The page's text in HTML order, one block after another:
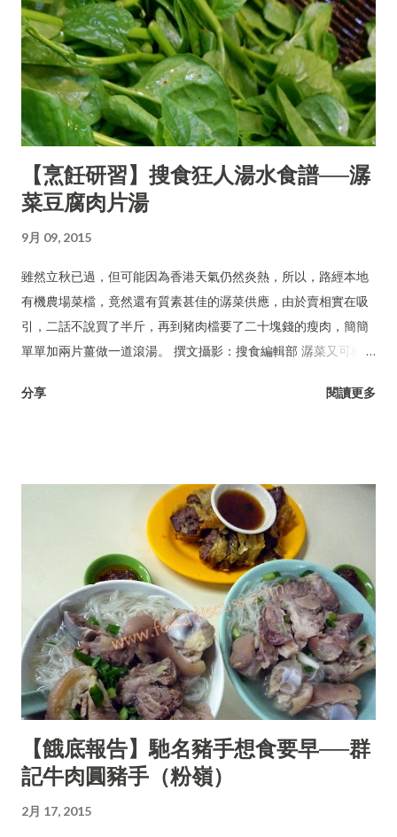
【烹飪研習】搜食狂人湯水食譜──潺
菜豆腐肉片湯
9月 09, 2015
雖然立秋已過，但可能因為香港天氣仍然炎熱，所以，路經本地
有機農場菜檔，竟然還有質素甚佳的潺菜供應，由於賣相實在吸
引，二話不說買了半斤，再到豬肉檔要了二十塊錢的瘦肉，簡簡
單單加兩片薑做一道滾湯。 撰文攝影：搜食編輯部 潺菜又可稱木
分享 閱讀更多
【餓底報告】馳名豬手想食要早──群
記牛肉圓豬手（粉嶺）
2月 17, 2015